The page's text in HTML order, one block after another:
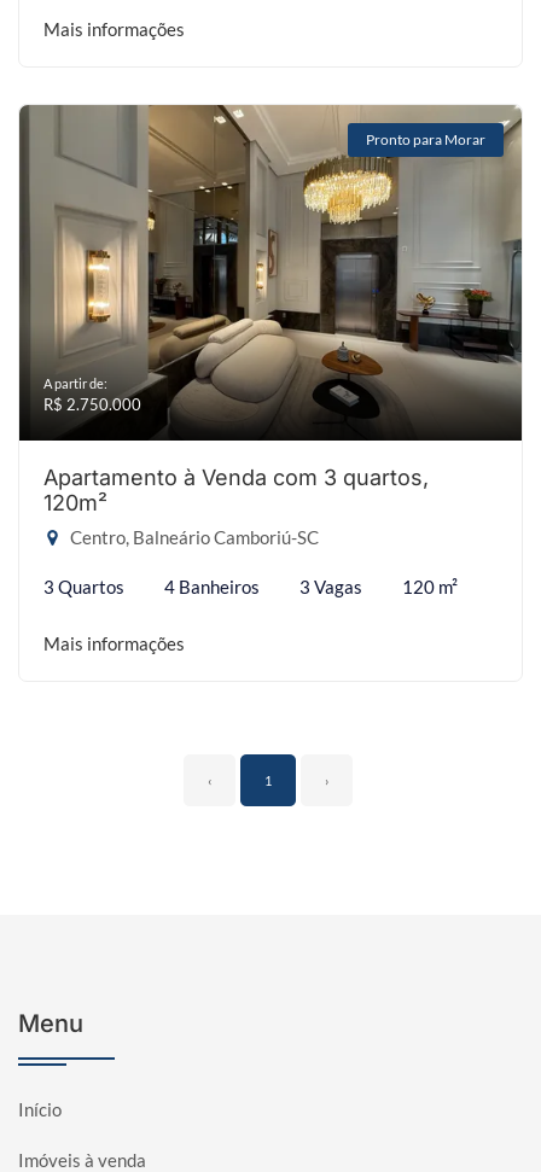
Mais informações
Pronto para Morar
A partir de:
R$ 2.750.000
Apartamento à Venda com 3 quartos,
120m²
Centro, Balneário Camboriú-SC
3 Quartos 4 Banheiros 3 Vagas 120 m²
Mais informações
‹ 1 ›
Menu
Início
Imóveis à venda